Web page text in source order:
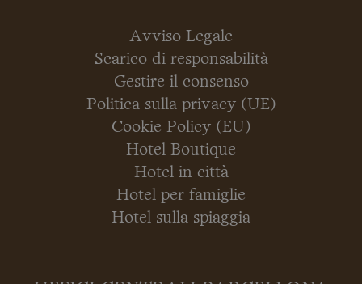
Avviso Legale
Scarico di responsabilità
Gestire il consenso
Politica sulla privacy (UE)
Cookie Policy (EU)
Hotel Boutique
Hotel in città
Hotel per famiglie
Hotel sulla spiaggia